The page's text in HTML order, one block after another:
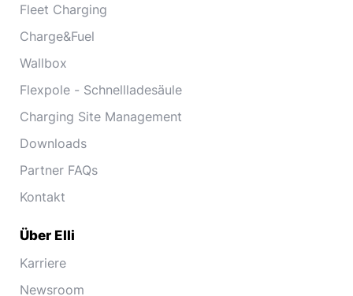
Fleet Charging
Charge&Fuel
Wallbox
Flexpole - Schnellladesäule
Charging Site Management
Downloads
Partner FAQs
Kontakt
Über Elli
Karriere
Newsroom